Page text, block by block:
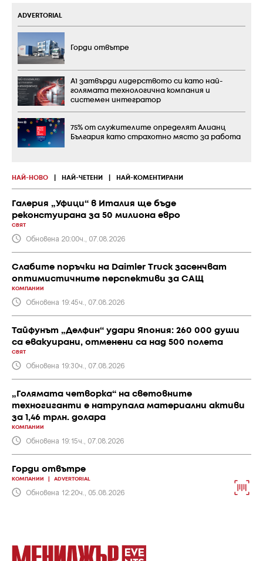
НАЙ-НОВО НАЙ-ЧЕТЕНИ НАЙ-КОМЕНТИРАНИ
Галерия „Уфици“ в Италия ще бъде
реконстуирана за 50 милиона евро
СВЯТ
Обновена 20:00ч., 07.08.2026
Слабите поръчки на Daimler Truck засенчват
оптимистичните перспективи за САЩ
КОМПАНИИ
Обновена 19:45ч., 07.08.2026
Тайфунът „Делфин“ удари Япония: 260 000 души
са евакуирани, отменени са над 500 полета
СВЯТ
Обновена 19:30ч., 07.08.2026
„Голямата четворка“ на световните
техногиганти е натрупала материални активи
за 1,46 трлн. долара
КОМПАНИИ
Обновена 19:15ч., 07.08.2026
Горди отвътре
КОМПАНИИ ADVERTORIAL
Обновена 12:20ч., 05.08.2026
ADVERTORIAL
Горди отвътре
А1 затвърди лидерството си като най-
голямата технологична компания и
системен интегратор
75% от служителите определят Алианц
България като страхотно място за работа